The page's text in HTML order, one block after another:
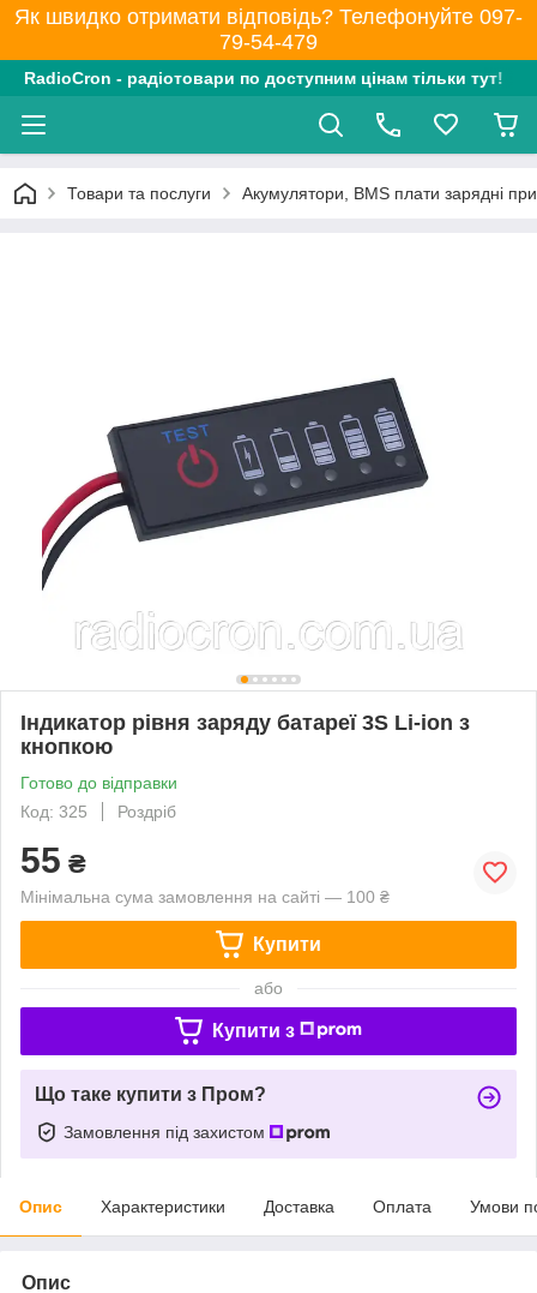
Як швидко отримати відповідь? Телефонуйте 097-
79-54-479
RadioCron - радіотовари по доступним цінам тільки тут!
Товари та послуги Акумулятори, BMS плати зарядні
Індикатор рівня заряду батареї 3S Li-ion з
кнопкою
Готово до відправки
Код: 325
Роздріб
55 ₴
Мінімальна сума замовлення на сайті — 100 ₴
Купити
або
Купити з
Що таке купити з Пром?
Замовлення під захистом
Опис Характеристики Доставка Оплата Умови
Опис